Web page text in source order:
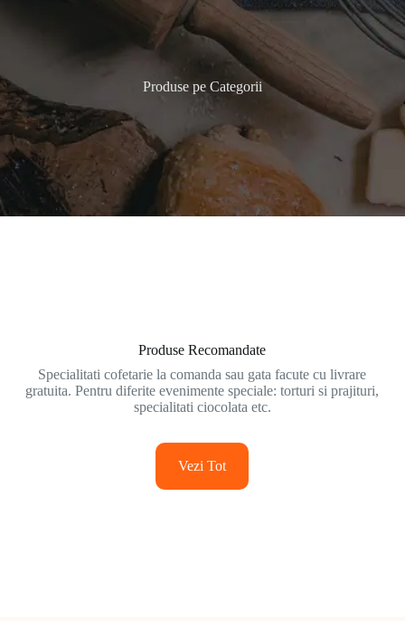
Produse pe Categorii
Produse Recomandate
Specialitati cofetarie la comanda sau gata facute cu livrare
gratuita. Pentru diferite evenimente speciale: torturi si prajituri,
specialitati ciocolata etc.
Vezi Tot